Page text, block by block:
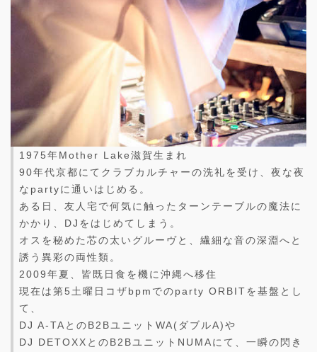
1975年Mother Lake滋賀生まれ
90年代京都にてクラブカルチャーの洗礼を受け、夜な夜
なpartyに通いはじめる。
ある日、友人宅で何気に触ったターンテーブルの魔法に
かかり、DJをはじめてしまう。
オスを秘めた芯の太いグルーヴと、繊細な音の深淵へと
誘う異彩の両性類。
2009年夏、皆既日食を機に沖縄へ移住
現在は第5土曜日コザbpmでのparty ORBITを基盤とし
て、
DJ A-TAとのB2BユニットWA(ダブルA)や
DJ DETOXXとのB2BユニットNUMAにて、一瞬の閃き